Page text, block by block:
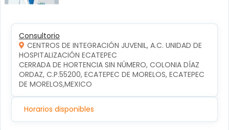
Consultorio
CENTROS DE INTEGRACIÓN JUVENIL, A.C. UNIDAD DE
HOSPITALIZACIÓN ECATEPEC
CERRADA DE HORTENCIA SIN NÚMERO, COLONIA DÍAZ
ORDAZ, C.P.55200, ECATEPEC DE MORELOS, ECATEPEC
DE MORELOS,MEXICO
Horarios disponibles